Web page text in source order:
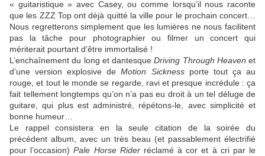
« guitaristique » avec Casey, ou comme lorsqu’il nous raconte
que les ZZZ Top ont déjà quitté la ville pour le prochain concert…
Nous regretterons simplement que les lumières ne nous facilitent
pas la tâche pour photographier ou filmer un concert qui
mériterait pourtant d’être immortalisé !
L’enchaînement du long et dantesqueDriving Through Heaven et
d’une version explosive deMotion Sicknessporte tout ça au
rouge, et tout le monde se regarde, ravi et presque incrédule : ça
fait tellement longtemps qu’on n’a pas eu droit à un tel déluge de
guitare, qui plus est administré, répétons-le, avec simplicité et
bonne humeur…
Le rappel consistera en la seule citation de la soirée du
précédent album, avec un très beau (et passablement électrifié
pour l’occasion)Pale Horse Riderréclamé à cor et à cri par le